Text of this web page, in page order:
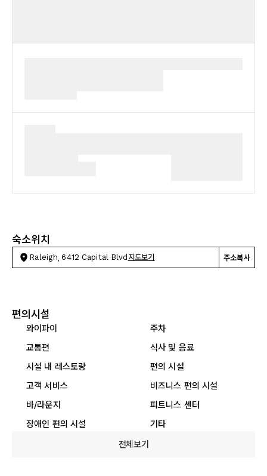
숙소위치
Raleigh, 6412 Capital Blvd 지도보기 주소복사
편의시설
와이파이
주차
교통편
식사 및 음료
시설 내 레스토랑
편의 시설
고객 서비스
비즈니스 편의 시설
바/라운지
피트니스 센터
장애인 편의 시설
기타
전체보기